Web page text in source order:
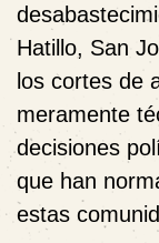
Hatillo, San
los cortes de
meramente
decisiones
que han
estas